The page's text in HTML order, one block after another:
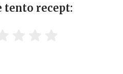
tento recept: